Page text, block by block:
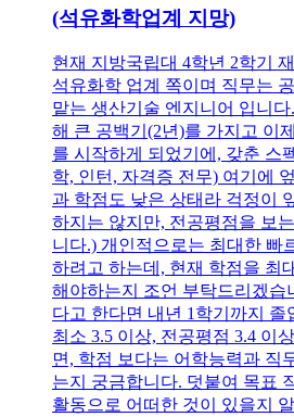
(석유화학업계 지망)
현재 지방국립대 4학년 2학기
석유화학 업계 쪽이며 직무는
맡는 생산기술 엔지니어 입니
해 큰 공백기(2년)를 가지고 이
를 시작하게 되었기에, 갖춘 스
학, 인턴, 자격증 전무) 여기에
과 학점도 낮은 상태라 걱정이
하지는 않지만, 전공평점을 보
니다.) 개인적으로는 최대한 빠
하려고 하는데, 현재 학점을 최
해야하는지 조언 부탁드리겠습
다고 한다면 내년 1학기까지 졸
최소 3.5 이상, 전공평점 3.4 이
면, 학점 보다는 어학능력과 직
는지 궁금합니다. 덧붙여 목표
활동으로 어떠한 것이 있을지